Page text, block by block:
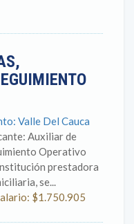
Valle Del Cauca
Auxiliar de
Operativo
prestadora
se...
$1.750.905